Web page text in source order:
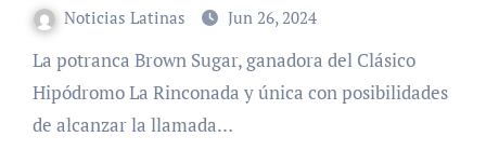
Noticias Latinas Jun 26, 2024
La potranca Brown Sugar, ganadora del Clásico
Hipódromo La Rinconada y única con posibilidades
de alcanzar la llamada…